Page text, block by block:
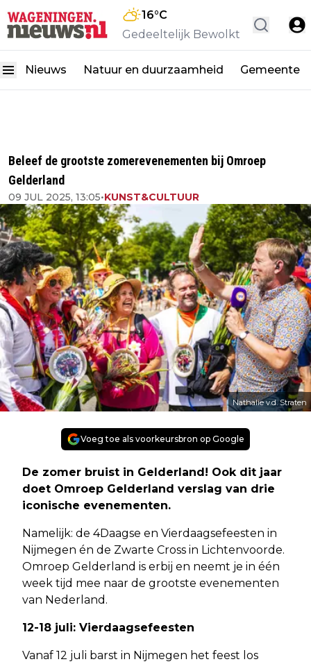
16°C
Gedeeltelijk Bewolkt
Nieuws Natuur en duurzaamheid Gemeente
Beleef de grootste zomerevenementen bij Omroep
Gelderland
09 JUL 2025, 13:05•KUNST&CULTUUR
Nathalie v.d. Straten
Voeg toe als voorkeursbron op Google
De zomer bruist in Gelderland! Ook dit jaar
doet Omroep Gelderland verslag van drie
iconische evenementen.
Namelijk: de 4Daagse en Vierdaagsefeesten in
Nijmegen én de Zwarte Cross in Lichtenvoorde.
Omroep Gelderland is erbij en neemt je in één
week tijd mee naar de grootste evenementen
van Nederland.
12-18 juli: Vierdaagsefeesten
Vanaf 12 juli barst in Nijmegen het feest los